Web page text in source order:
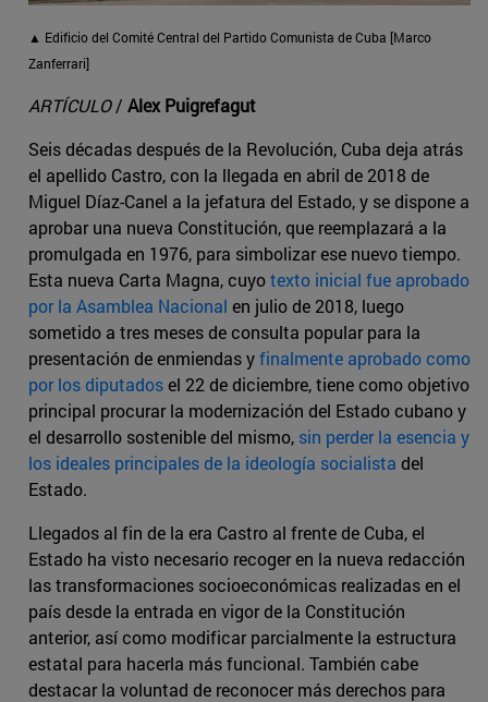
▲ Edificio del Comité Central del Partido Comunista de Cuba [Marco
Zanferrari]
ARTÍCULO/ Alex Puigrefagut
Seis décadas después de la Revolución, Cuba deja atrás
el apellido Castro, con la llegada en abril de 2018 de
Miguel Díaz-Canel a la jefatura del Estado, y se dispone a
aprobar una nueva Constitución, que reemplazará a la
promulgada en 1976, para simbolizar ese nuevo tiempo.
Esta nueva Carta Magna, cuyotexto inicial fue aprobado
por la Asamblea Nacional en julio de 2018, luego
sometido a tres meses de consulta popular para la
presentación de enmiendas yfinalmente aprobado como
por los diputadosel 22 de diciembre, tiene como objetivo
principal procurar la modernización del Estado cubano y
el desarrollo sostenible del mismo, sin perder la esencia y
los ideales principales de la ideología socialista del
Estado.
Llegados al fin de la era Castro al frente de Cuba, el
Estado ha visto necesario recoger en la nueva redacción
las transformaciones socioeconómicas realizadas en el
país desde la entrada en vigor de la Constitución
anterior, así como modificar parcialmente la estructura
estatal para hacerla más funcional. También cabe
destacar la voluntad de reconocer más derechos para